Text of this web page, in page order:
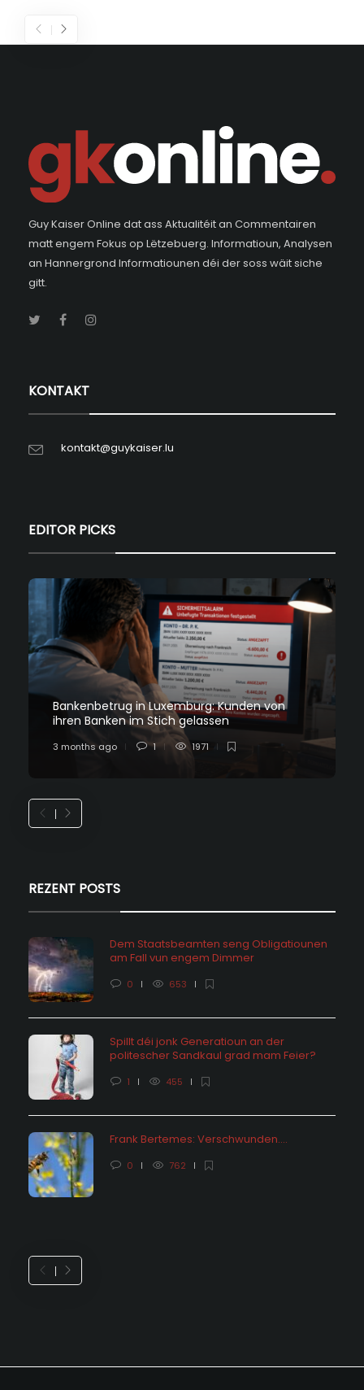
Guy Kaiser Online dat ass Aktualitéit an Commentairen
matt engem Fokus op Lëtzebuerg. Informatioun, Analysen
an Hannergrond Informatiounen déi der soss wäit siche
gitt.
KONTAKT
kontakt@guykaiser.lu
EDITOR PICKS
Bankenbetrug in Luxemburg: Kunden von
ihren Banken im Stich gelassen
3 months ago 1 1971
REZENT POSTS
Dem Staatsbeamten seng Obligatiounen
am Fall vun engem Dimmer
0 653
Spillt déi jonk Generatioun an der
politescher Sandkaul grad mam Feier?
1 455
Frank Bertemes: Verschwunden….
0 762